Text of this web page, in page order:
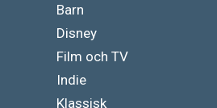
Barn
Disney
Film och TV
Indie
Klassisk